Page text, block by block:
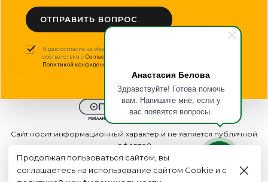
Анастасия Белова
Здравствуйте! Готова помочь
вам. Напишите мне, если у
вас появятся вопросы.
ОТПРАВИТЬ ВОПРОС
Я даю согласие на обработку моих персональных данных в
соответствии с Согласием на обработку персональных данных
Политикой конфиденциальности
Сайт носит информационный характер и не является публичной
офертой
2015 - 2026г. © ООО "Оптполиграф".
Создание сайта
Продолжая пользоваться сайтом, вы
соглашаетесь на использование сайтом Cookie и с